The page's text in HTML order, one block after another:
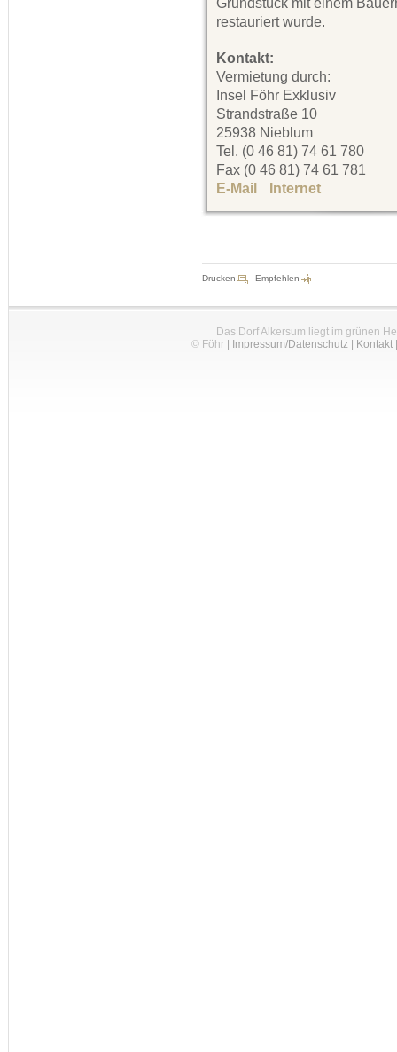
restauriert wurde.
Kontakt:
Vermietung durch:
Insel Föhr Exklusiv
Strandstraße 10
25938 Nieblum
Tel. (0 46 81) 74 61 780
Fax (0 46 81) 74 61 781
E-Mail
Internet
Drucken Empfehlen
Das Dorf Alkersum liegt im grünen
© Föhr| Impressum/Datenschutz| Kontakt